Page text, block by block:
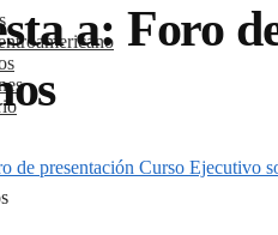
a: Foro
de presentación Curso Ejecutivo